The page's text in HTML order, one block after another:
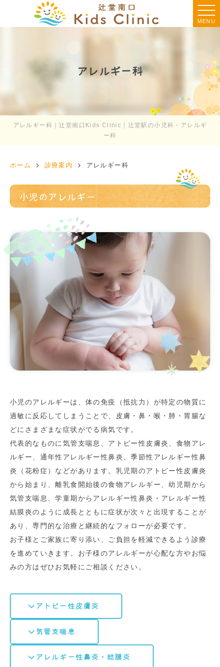
MENU
アレルギー科
アレルギー科｜辻堂南口Kids Clinic｜辻堂駅の小児科・アレルギ
ー科
ホーム 診療案内 アレルギー科
小児のアレルギー
小児のアレルギーは、体の免疫（抵抗力）が特定の物質に
過敏に反応してしまうことで、皮膚・鼻・喉・肺・胃腸な
どにさまざまな症状がでる病気です。
代表的なものに気管支喘息、アトピー性皮膚炎、食物アレ
ルギー、通年性アレルギー性鼻炎、季節性アレルギー性鼻
炎（花粉症）などがあります。乳児期のアトピー性皮膚炎
から始まり、離乳食開始後の食物アレルギー、幼児期から
気管支喘息、学童期からアレルギー性鼻炎・アレルギー性
結膜炎のように成長とともに症状が次々と出現することが
あり、専門的な治療と継続的なフォローが必要です。
お子様とご家族に寄り添い、ご負担を軽減できるよう診療
を進めていきます。お子様のアレルギーが心配な方やお悩
みの方はぜひお気軽にご相談ください。
アトピー性皮膚炎
気管支喘息
アレルギー性鼻炎・結膜炎